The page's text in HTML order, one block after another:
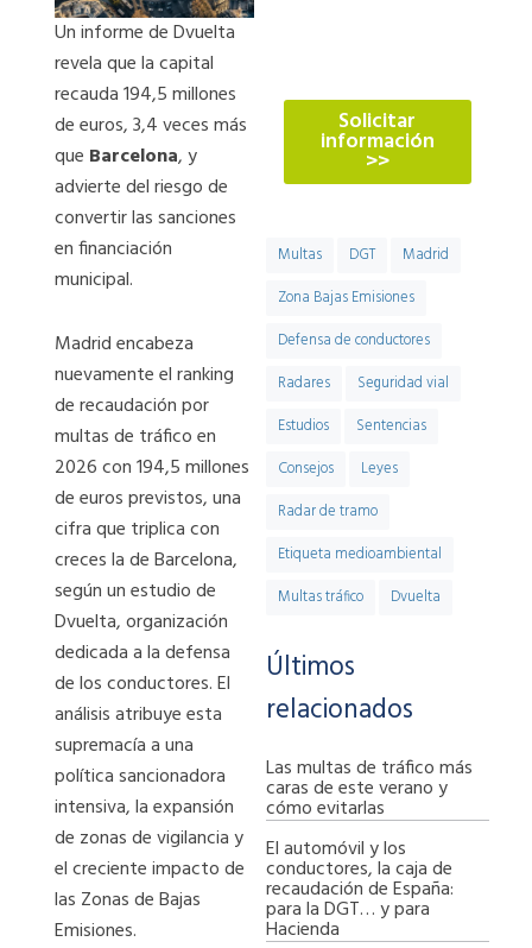
Un informe de Dvuelta
revela que la capital
recauda 194,5 millones
de euros, 3,4 veces más
que Barcelona, y
advierte del riesgo de
convertir las sanciones
en financiación
municipal.
Madrid encabeza
nuevamente el ranking
de recaudación por
multas de tráfico en
2026 con 194,5 millones
de euros previstos, una
cifra que triplica con
creces la de Barcelona,
según un estudio de
Dvuelta, organización
dedicada a la defensa
de los conductores. El
análisis atribuye esta
supremacía a una
política sancionadora
intensiva, la expansión
de zonas de vigilancia y
el creciente impacto de
las Zonas de Bajas
Emisiones.
Solicitar
información
>>
Multas DGT
Madrid
Zona Bajas Emisiones
Defensa de conductores
Radares
Seguridad vial
Estudios
Sentencias
Consejos
Leyes
Radar de tramo
Etiqueta medioambiental
Multas tráfico
Dvuelta
Últimos
relacionados
Las multas de tráfico más
caras de este verano y
cómo evitarlas
El automóvil y los
conductores, la caja de
recaudación de España:
para la DGT… y para
Hacienda